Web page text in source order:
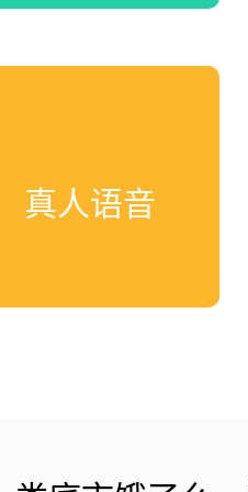
真人语音